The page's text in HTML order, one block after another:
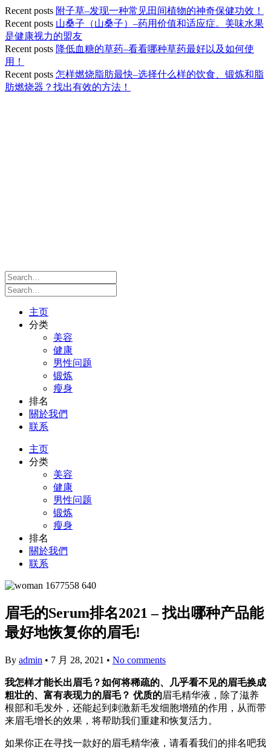
Recent posts 附子草–发现一种常见田间植物的神奇保健功效！
Recent posts 山桑子（山桑子）–药用价值和适应症。美味水果
是健康视力的盟友
Recent posts 降低血糖的草药–看看哪种草药最好以及如何使
用！
Recent posts 怎样燃烧脂肪最快–选择什么样的饮食、锻炼和脂
肪燃烧器？找出有效的方法！
主页
分类
美容
健康
男性问题
锻炼
瘦身
排名
關於我們
联系
主页
分类
美容
健康
男性问题
锻炼
瘦身
排名
關於我們
联系
眉毛的Serum排名2021 – 找出哪种产品能
最好地恢复你的眉毛!
By admin • 7 月 28, 2021 • No comments
我怎样才能长出眉毛？如何将稀疏的、几乎看不见的眉毛换成
粗壮的、富有表现力的眉毛？ 优质的眉毛精华液，除了滋养
根部和毛发外，还能起到刺激新毛发细胞增殖的作用，从而带
来眉毛增长的效果，将帮助我们重建和恢复活力。
如果你正在寻找一款好的眉毛精华液，请看看我们的排名吧我